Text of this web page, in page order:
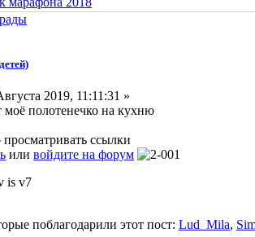
2019, 11:11:31 »
полотенечко на кухню
ссылки
или войдите на форум
is v7
поблагодарили этот пост: Lud_Mila,